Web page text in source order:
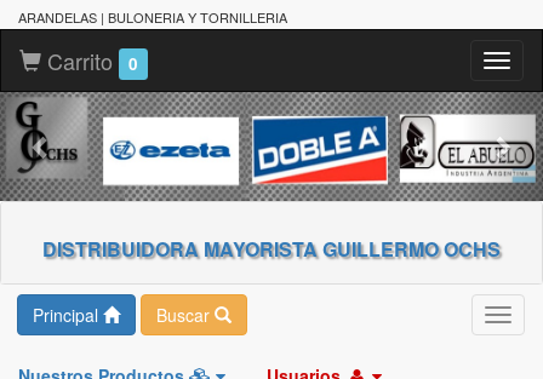
ARANDELAS | BULONERIA Y TORNILLERIA
Carrito 0
DISTRIBUIDORA MAYORISTA GUILLERMO OCHS
Principal Buscar